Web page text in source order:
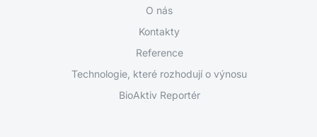
O nás
Kontakty
Reference
Technologie, které rozhodují o výnosu
BioAktiv Reportér